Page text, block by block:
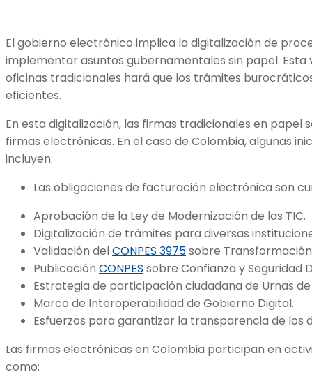
El gobierno electrónico implica la digitalización de
implementar asuntos gubernamentales sin papel. Esta
oficinas tradicionales hará que los trámites
eficientes.
En esta digitalización, las firmas tradicionales en papel
firmas electrónicas. En el caso de Colombia, algunas
incluyen:
Las obligaciones de facturación electrónica son
Aprobación de la Ley de Modernización de las TIC.
Digitalización de trámites para diversas
Validación delCONPES 3975sobre
Publicación CONPES sobre Confianza y Seguridad
Estrategia de participación ciudadana de Urnas
Marco de Interoperabilidad de Gobierno Digital.
Esfuerzos para garantizar la transparencia de los
Las firmas electrónicas en Colombia participan en
como: